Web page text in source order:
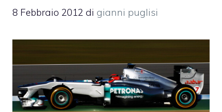
8 Febbraio 2012 di gianni puglisi